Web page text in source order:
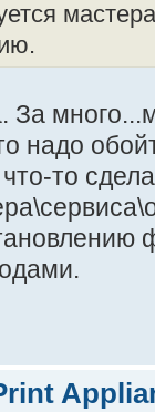
За
надо
то